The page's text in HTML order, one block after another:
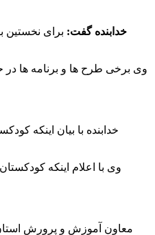
خدابنده گفت: برای نخستین
وی برخی طرح ها و برنامه ها در
وی با اعلام اینکه
معاون آموزش و پرورش